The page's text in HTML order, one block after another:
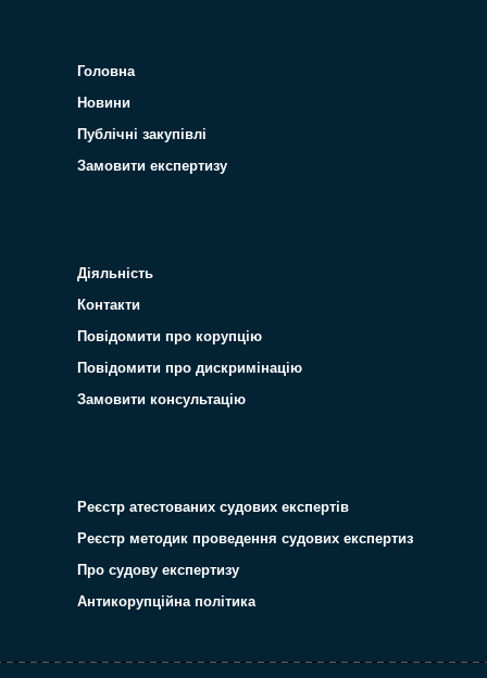
Головна
Новини
Публічні закупівлі
Замовити експертизу
Діяльність
Контакти
Повідомити про корупцію
Повідомити про дискримінацію
Замовити консультацію
Реєстр атестованих судових експертів
Реєстр методик проведення судових експертиз
Про судову експертизу
Антикорупційна політика